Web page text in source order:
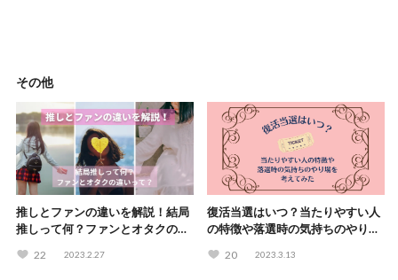
その他
推しとファンの違いを解説！結局
推しって何？ファンとオタクの違
22 2023.2.27
復活当選はいつ？当たりやすい人
の特徴や落選時の気持ちのやり場
20 2023.3.13